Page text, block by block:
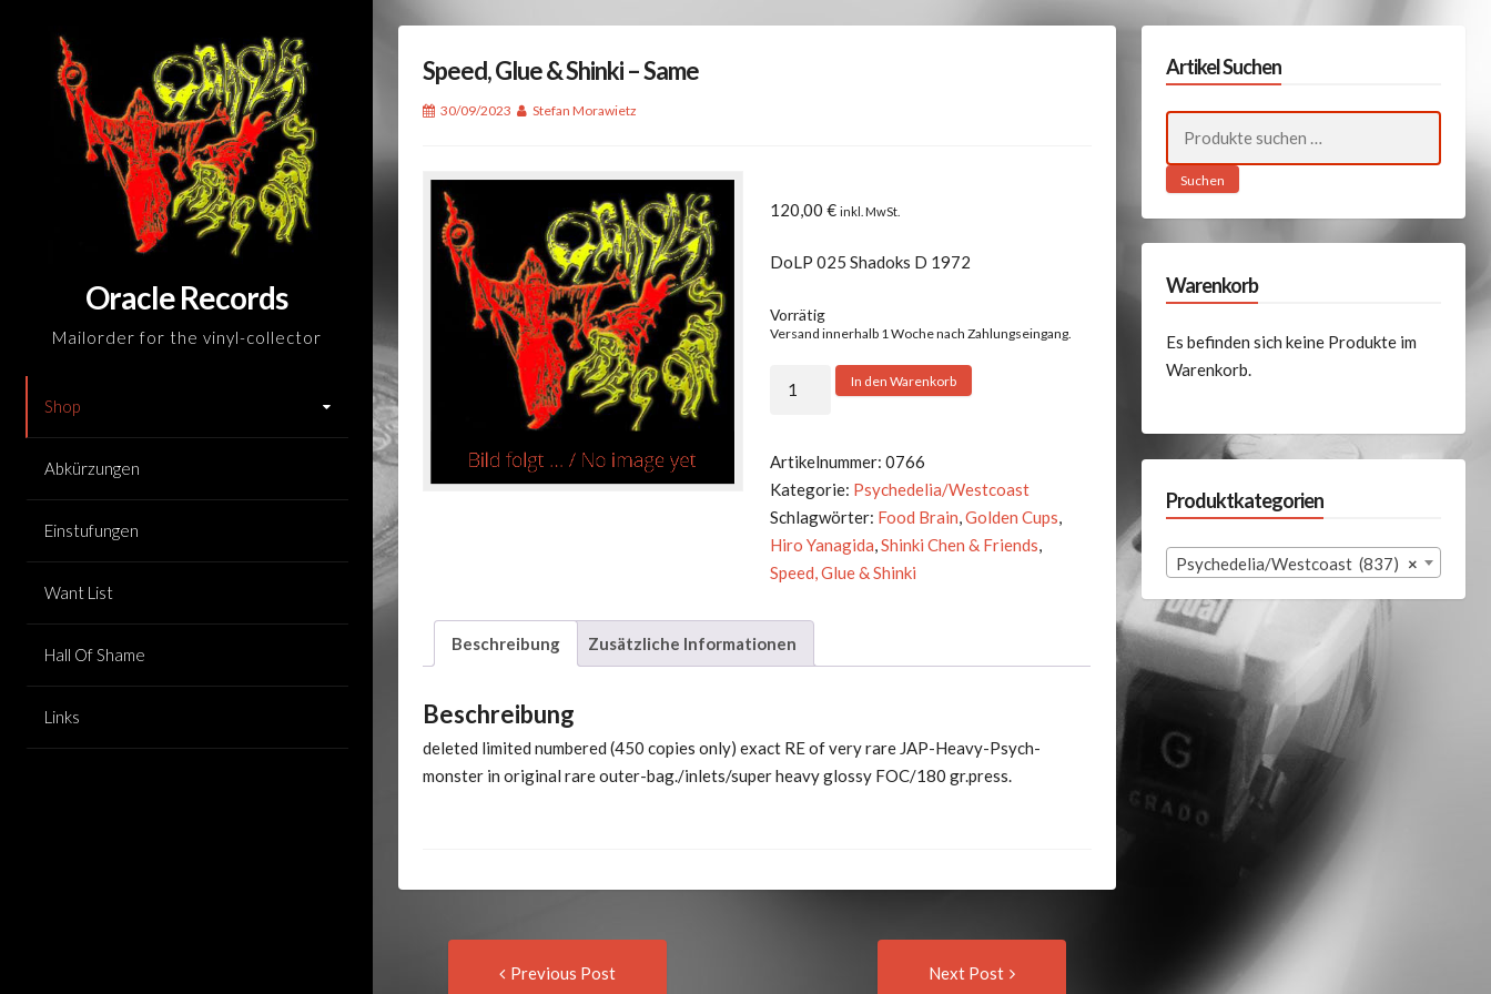
content
Oracle Records
Mailorder for the vinyl-collector
Shop
Abkürzungen
Einstufungen
Want List
Hall Of Shame
Links
Speed, Glue & Shinki – Same
30/09/2023 Stefan Morawietz
120,00€ inkl. MwSt.
DoLP 025 Shadoks D 1972
Vorrätig
Versand innerhalb 1 Woche nach Zahlungseingang.
Shinki
-
Same
Menge
In den Warenkorb
Artikelnummer:0766
Kategorie: Psychedelia/Westcoast
Schlagwörter: Food Brain,Golden Cups,
Hiro Yanagida,Shinki Chen & Friends,
Speed, Glue & Shinki
Beschreibung Zusätzliche Informationen
Beschreibung
deleted limited numbered (450 copies only) exact RE of very rare JAP-Heavy-Psych-
monster in original rare outer-bag./inlets/super heavy glossy FOC/180 gr.press.
Post Previous Post Next Post
Artikel Suchen
nach:
Suchen
Warenkorb
Es befinden sich keine Produkte im
Warenkorb.
Produktkategorien
×
Psychedelia/Westcoast (837)